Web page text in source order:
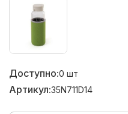
Доступно:0 шт
Артикул:35N711D14